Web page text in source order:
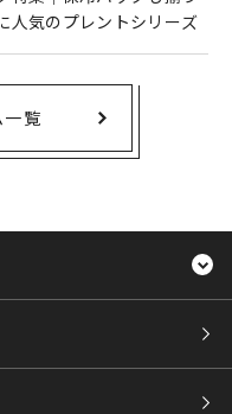
人気のプレントシリーズ
一覧